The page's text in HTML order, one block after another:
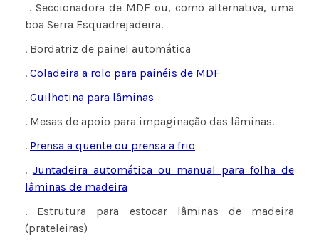
. Seccionadora de MDF ou, como alternativa, uma
boa Serra Esquadrejadeira.
. Bordatriz de painel automática
. Coladeira a rolo para painéis de MDF
. Guilhotina para lâminas
. Mesas de apoio para impaginação das lâminas.
. Prensa a quente ou prensa a frio
. Juntadeira automática ou manual para folha de
lâminas de madeira
. Estrutura para estocar lâminas de madeira
(prateleiras)